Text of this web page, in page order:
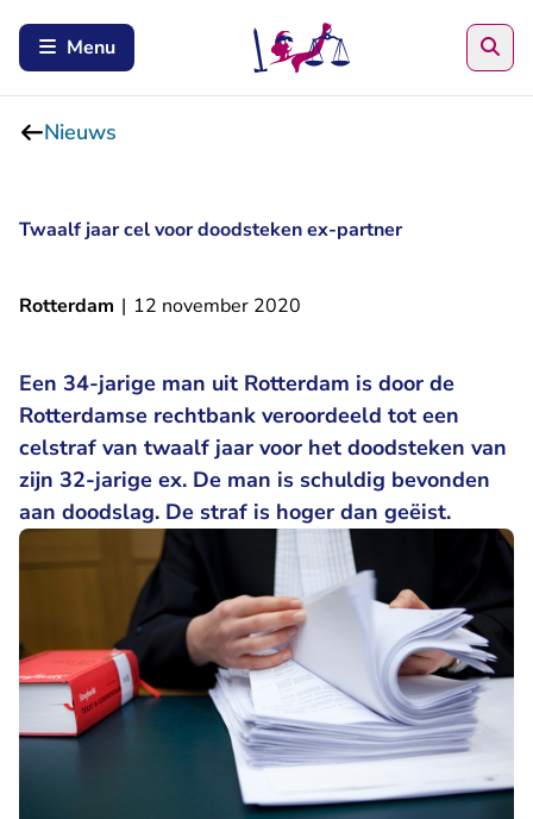
Menu
Nieuws
Twaalf jaar cel voor doodsteken ex-partner
Rotterdam | 12 november 2020
Een 34-jarige man uit Rotterdam is door de
Rotterdamse rechtbank veroordeeld tot een
celstraf van twaalf jaar voor het doodsteken van
zijn 32-jarige ex. De man is schuldig bevonden
aan doodslag. De straf is hoger dan geëist.